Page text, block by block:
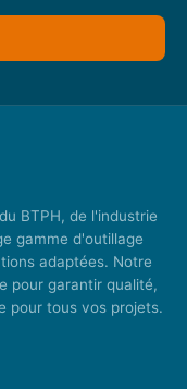
BTPH, de l'industrie
gamme d'outillage
adaptées. Notre
pour garantir qualité,
pour tous vos projets.